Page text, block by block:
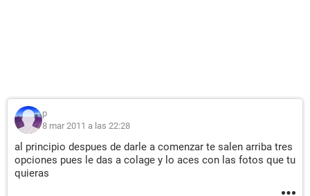
p
8 mar 2011 a las 22:28
al principio despues de darle a comenzar te salen arriba tres
opciones pues le das a colage y lo aces con las fotos que tu
quieras